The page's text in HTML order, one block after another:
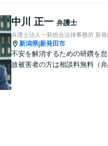
中川 正一 弁護士
弁護士法人一新総合法律事務所 新
新潟県|新発田市
不安を解消するための研鑽を
故被害者の方は相談料無料（